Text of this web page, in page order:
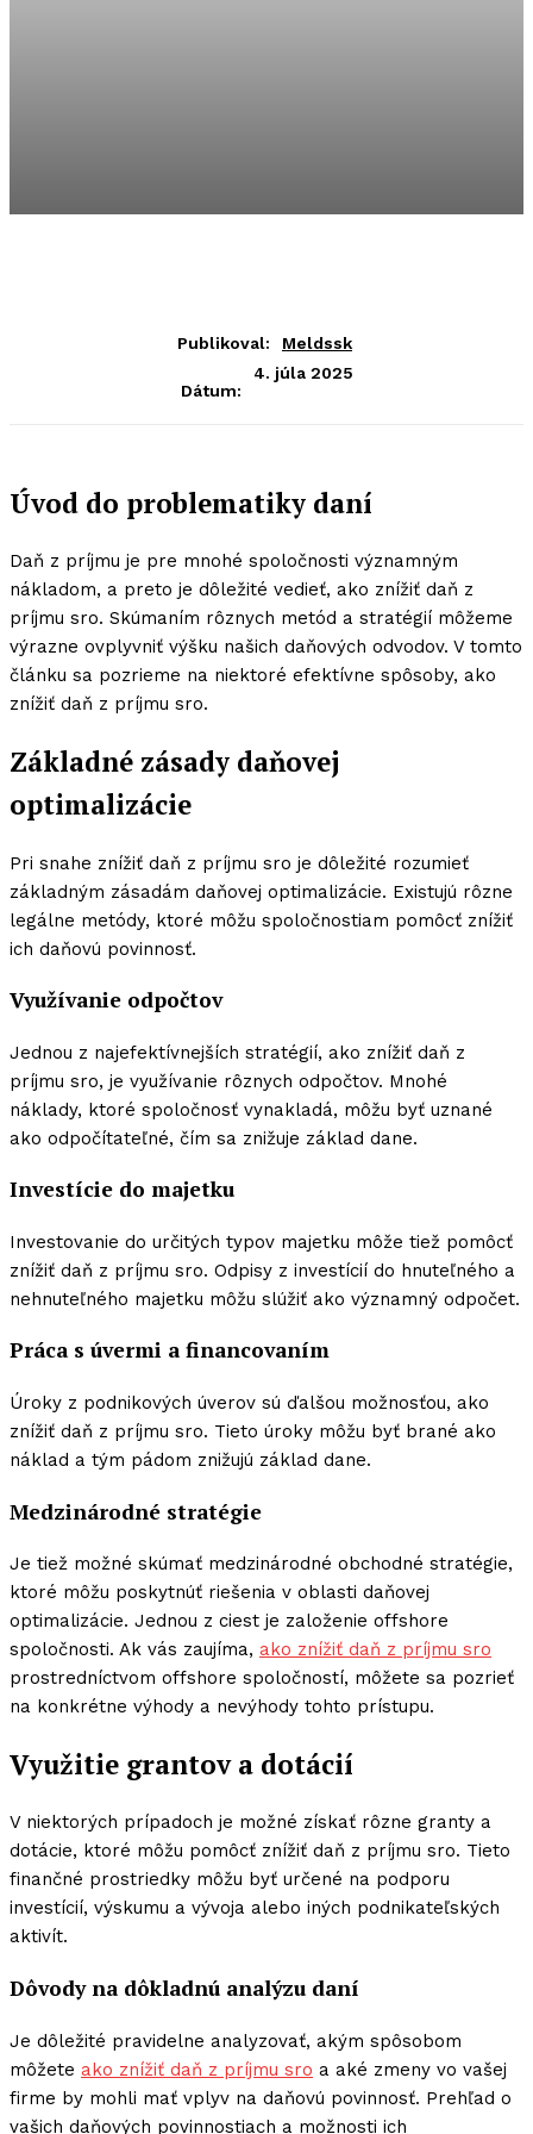
Publikoval: Meldssk
Dátum:
4. júla 2025
Úvod do problematiky daní
Daň z príjmu je pre mnohé spoločnosti významným
nákladom, a preto je dôležité vedieť, ako znížiť daň z
príjmu sro. Skúmaním rôznych metód a stratégií môžeme
výrazne ovplyvniť výšku našich daňových odvodov. V tomto
článku sa pozrieme na niektoré efektívne spôsoby, ako
znížiť daň z príjmu sro.
Základné zásady daňovej
optimalizácie
Pri snahe znížiť daň z príjmu sro je dôležité rozumieť
základným zásadám daňovej optimalizácie. Existujú rôzne
legálne metódy, ktoré môžu spoločnostiam pomôcť znížiť
ich daňovú povinnosť.
Využívanie odpočtov
Jednou z najefektívnejších stratégií, ako znížiť daň z
príjmu sro, je využívanie rôznych odpočtov. Mnohé
náklady, ktoré spoločnosť vynakladá, môžu byť uznané
ako odpočítateľné, čím sa znižuje základ dane.
Investície do majetku
Investovanie do určitých typov majetku môže tiež pomôcť
znížiť daň z príjmu sro. Odpisy z investícií do hnuteľného a
nehnuteľného majetku môžu slúžiť ako významný odpočet.
Práca s úvermi a financovaním
Úroky z podnikových úverov sú ďalšou možnosťou, ako
znížiť daň z príjmu sro. Tieto úroky môžu byť brané ako
náklad a tým pádom znižujú základ dane.
Medzinárodné stratégie
Je tiež možné skúmať medzinárodné obchodné stratégie,
ktoré môžu poskytnúť riešenia v oblasti daňovej
optimalizácie. Jednou z ciest je založenie offshore
spoločnosti. Ak vás zaujíma, ako znížiť daň z príjmu sro
prostredníctvom offshore spoločností, môžete sa pozrieť
na konkrétne výhody a nevýhody tohto prístupu.
Využitie grantov a dotácií
V niektorých prípadoch je možné získať rôzne granty a
dotácie, ktoré môžu pomôcť znížiť daň z príjmu sro. Tieto
finančné prostriedky môžu byť určené na podporu
investícií, výskumu a vývoja alebo iných podnikateľských
aktivít.
Dôvody na dôkladnú analýzu daní
Je dôležité pravidelne analyzovať, akým spôsobom
môžete ako znížiť daň z príjmu sro a aké zmeny vo vašej
firme by mohli mať vplyv na daňovú povinnosť. Prehľad o
vašich daňových povinnostiach a možnosti ich